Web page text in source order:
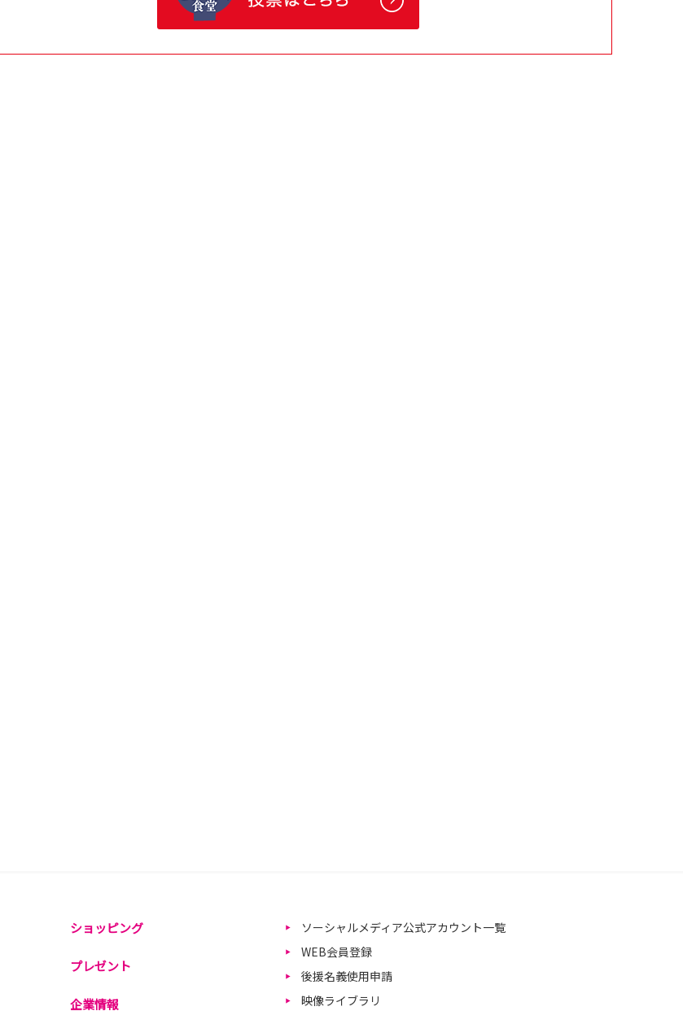
ショッピング
プレゼント
企業情報
ソーシャルメディア公式アカウント一覧
WEB会員登録
後援名義使用申請
映像ライブラリ